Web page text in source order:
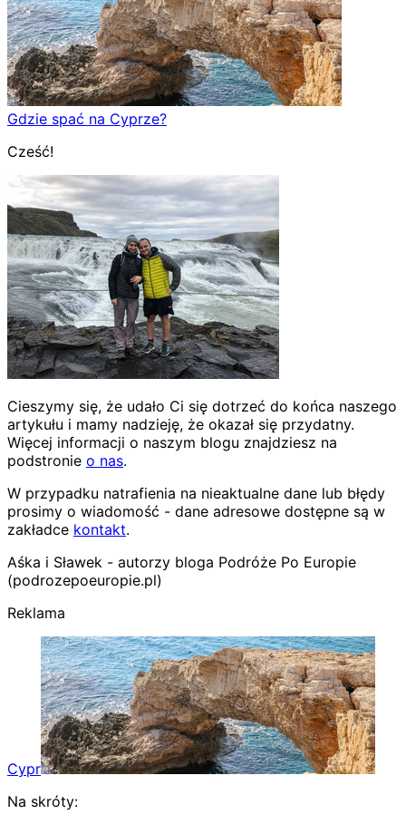
Gdzie spać na Cyprze?
Cześć!
Cieszymy się, że udało Ci się dotrzeć do końca naszego
artykułu i mamy nadzieję, że okazał się przydatny.
Więcej informacji o naszym blogu znajdziesz na
podstronie o nas.
W przypadku natrafienia na nieaktualne dane lub błędy
prosimy o wiadomość - dane adresowe dostępne są w
zakładce kontakt.
Aśka i Sławek - autorzy bloga Podróże Po Europie
(podrozepoeuropie.pl)
Reklama
Cypr
Na skróty: